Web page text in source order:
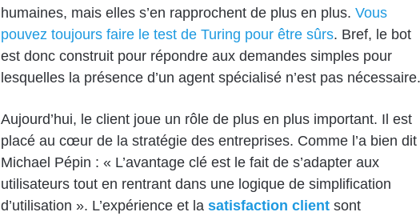
humaines, mais elles s’en rapprochent de plus en plus. Vous
pouvez toujours faire le test de Turing pour être sûrs. Bref, le bot
est donc construit pour répondre aux demandes simples pour
lesquelles la présence d’un agent spécialisé n’est pas nécessaire.
Aujourd’hui, le client joue un rôle de plus en plus important. Il est
placé au cœur de la stratégie des entreprises. Comme l’a bien dit
Michael Pépin : « L’avantage clé est le fait de s’adapter aux
utilisateurs tout en rentrant dans une logique de simplification
d’utilisation ». L’expérience et la satisfaction clientsont